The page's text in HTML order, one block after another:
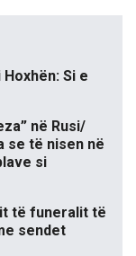
Si e
në Rusi/
se të nisen në
si
të funeralit të
sendet